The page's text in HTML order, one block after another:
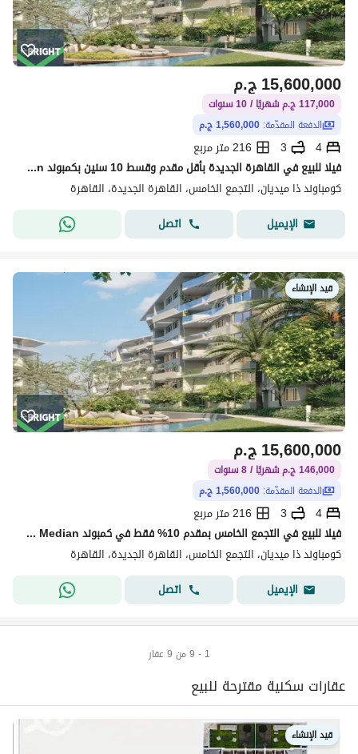
ج.م15,600,000
117,000 ج.م شهريًا / 10 سنوات
الدفعة المقدّمة: 1,560,000 ج.م
4
3
216 متر مربع
فيلا للبيع في القاهرة الجديدة بأقل مقدم وقسط 10 سنين بكمبوند The Median
كومباوند ذا ميديان، التجمع الخامس، القاهرة الجديدة، القاهرة
الإيميل
اتصل
قيد الإنشاء
ج.م15,600,000
146,000 ج.م شهريًا / 8 سنوات
الدفعة المقدّمة: 1,560,000 ج.م
4
3
216 متر مربع
فيلا للبيع في التجمع الخامس بمقدم 10% فقط في كمبوند The Median القاهرة الجديدة
كومباوند ذا ميديان، التجمع الخامس، القاهرة الجديدة، القاهرة
الإيميل
اتصل
1 - 9 من 9 عقار
عقارات سكنية مقترحة للبيع
قيد الإنشاء